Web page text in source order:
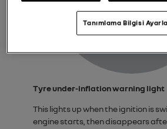
Tyre under-inflation warning light
This lights up when the ignition is
engine starts, then disappears
Tanımlama Bilgisi